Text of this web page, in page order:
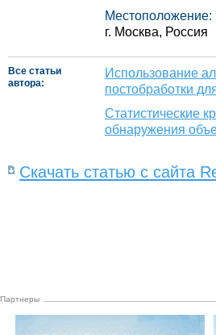
Местоположение:
г. Москва, Россия
Все статьи
автора:
Использование
постобработки
Статистические
обнаружения
Скачать статью с сайта
Партнеры